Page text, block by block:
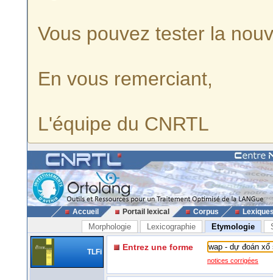
Vous pouvez tester la
En vous remerciant,
L'équipe du CNRTL
Accueil Portail lexical Corpus
Morphologie Lexicographie Etymologie
TLFi Entrez une forme
notices corrigées